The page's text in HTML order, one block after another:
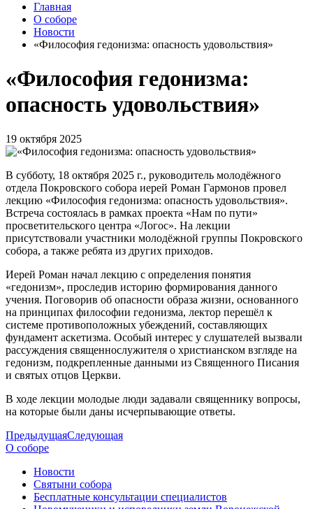
Главная
О соборе
Новости
«Философия гедонизма: опасность удовольствия»
«Философия гедонизма:
опасность удовольствия»
19 октября 2025
В субботу, 18 октября 2025 г., руководитель молодёжного
отдела Покровского собора иерей Роман Гармонов провел
лекцию «Философия гедонизма: опасность удовольствия».
Встреча состоялась в рамках проекта «Нам по пути»
просветительского центра «Логос». На лекции
присутствовали участники молодёжной группы Покровского
собора, а также ребята из других приходов.
Иерей Роман начал лекцию с определения понятия
«гедонизм», проследив историю формирования данного
учения. Поговорив об опасности образа жизни, основанного
на принципах философии гедонизма, лектор перешёл к
системе противоположных убеждений, составляющих
фундамент аскетизма. Особый интерес у слушателей вызвали
рассуждения священнослужителя о христианском взгляде на
гедонизм, подкрепленные данными из Священного Писания
и святых отцов Церкви.
В ходе лекции молодые люди задавали священнику вопросы,
на которые были даны исчерпывающие ответы.
ПредыдущаяСледующая
О соборе
Новости
Святыни собора
Бесплатные консультации специалистов